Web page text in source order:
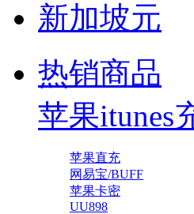
新加坡元
热销商品
苹果itunes
苹果直充
网易宝/BUFF
苹果卡密
UU898